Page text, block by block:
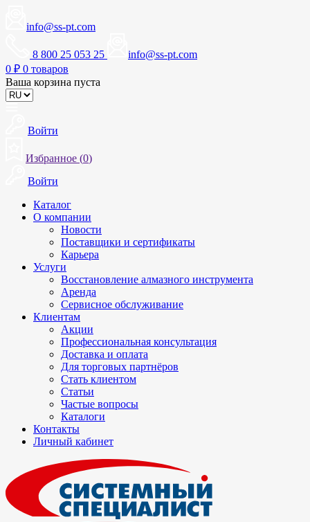
info@ss-pt.com
8 800 25 053 25
info@ss-pt.com
0 ₽ 0 товаров
Ваша корзина пуста
Войти
Избранное (0)
Войти
Каталог
О компании
Новости
Поставщики и сертификаты
Карьера
Услуги
Восстановление алмазного инструмента
Аренда
Сервисное обслуживание
Клиентам
Акции
Профессиональная консультация
Доставка и оплата
Для торговых партнёров
Стать клиентом
Статьи
Частые вопросы
Каталоги
Контакты
Личный кабинет